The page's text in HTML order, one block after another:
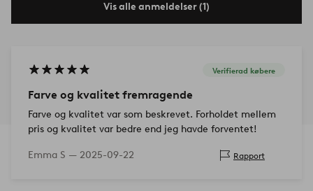
Vis alle anmeldelser (1)
Verifierad købere
Farve og kvalitet fremragende
Farve og kvalitet var som beskrevet. Forholdet mellem
pris og kvalitet var bedre end jeg havde forventet!
Emma S — 2025-09-22 Rapport